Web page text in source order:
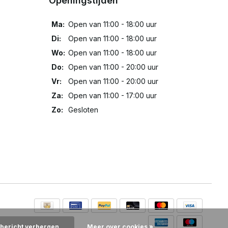
Ma: Open van 11:00 - 18:00 uur
Di:
Open van 11:00 - 18:00 uur
Wo: Open van 11:00 - 18:00 uur
Do: Open van 11:00 - 20:00 uur
Vr:
Open van 11:00 - 20:00 uur
Za:
Open van 11:00 - 17:00 uur
Zo:
Gesloten